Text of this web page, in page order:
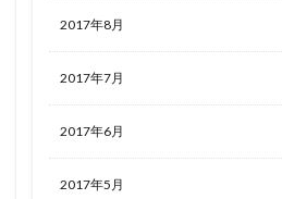
2017年8月
2017年7月
2017年6月
2017年5月